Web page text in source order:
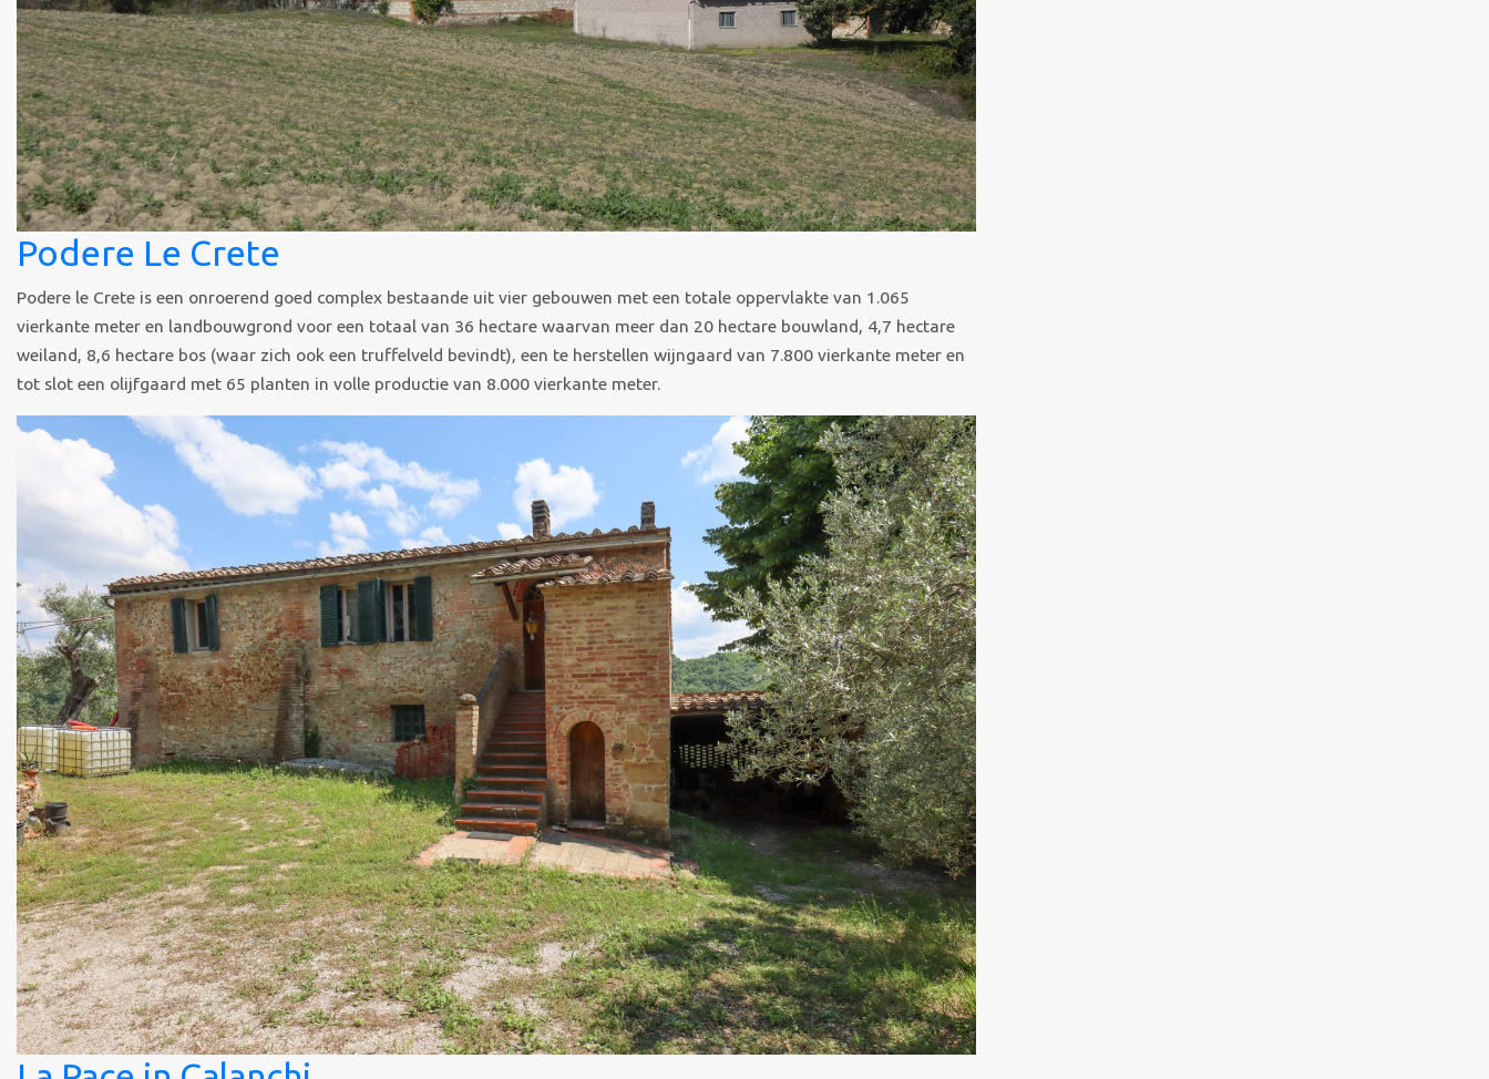
Podere Le Crete
Podere le Crete is een onroerend goed complex bestaande uit vier gebouwen met een totale oppervlakte van 1.065
vierkante meter en landbouwgrond voor een totaal van 36 hectare waarvan meer dan 20 hectare bouwland, 4,7 hectare
weiland, 8,6 hectare bos (waar zich ook een truffelveld bevindt), een te herstellen wijngaard van 7.800 vierkante meter en
tot slot een olijfgaard met 65 planten in volle productie van 8.000 vierkante meter.